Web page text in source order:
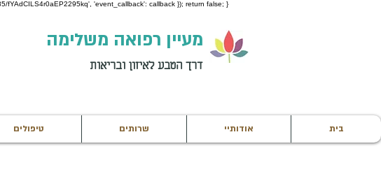
fYAdCILS4r0aEP2295kq', 'event_callback': callback }); return false; }
מעיין רפואה משלימה
דרך הטבע לאיזון ובריאות
בית אודותיי שרותים טיפולים